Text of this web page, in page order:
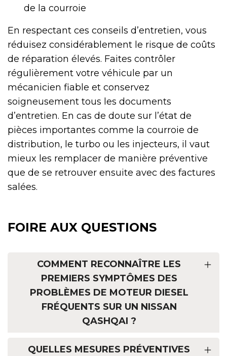
de la courroie
En respectant ces conseils d’entretien, vous
réduisez considérablement le risque de coûts
de réparation élevés. Faites contrôler
régulièrement votre véhicule par un
mécanicien fiable et conservez
soigneusement tous les documents
d’entretien. En cas de doute sur l’état de
pièces importantes comme la courroie de
distribution, le turbo ou les injecteurs, il vaut
mieux les remplacer de manière préventive
que de se retrouver ensuite avec des factures
salées.
FOIRE AUX QUESTIONS
COMMENT RECONNAÎTRE LES
PREMIERS SYMPTÔMES DES
PROBLÈMES DE MOTEUR DIESEL
FRÉQUENTS SUR UN NISSAN
QASHQAI ?
QUELLES MESURES PRÉVENTIVES